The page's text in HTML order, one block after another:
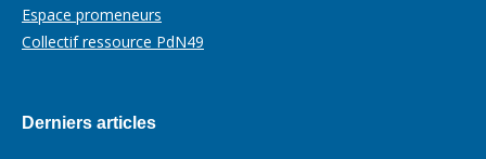
Espace promeneurs
Collectif ressource PdN49
Derniers articles